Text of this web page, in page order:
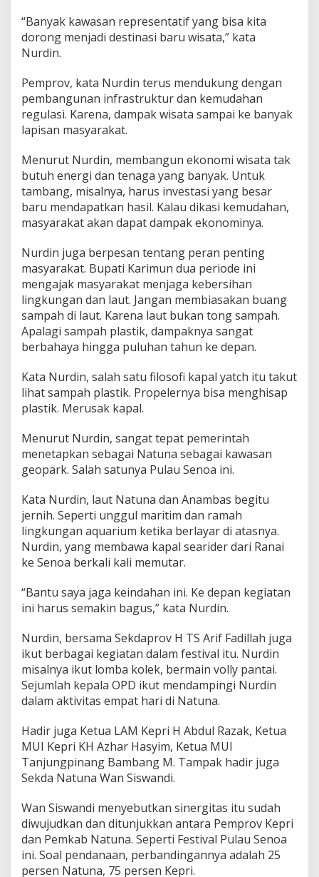
r
e
k
i
n
M
a
r
k
“Banyak kawasan representatif yang bisa kita
dorong menjadi destinasi baru wisata,” kata
Nurdin.
Pemprov, kata Nurdin terus mendukung dengan
pembangunan infrastruktur dan kemudahan
regulasi. Karena, dampak wisata sampai ke banyak
lapisan masyarakat.
Menurut Nurdin, membangun ekonomi wisata tak
butuh energi dan tenaga yang banyak. Untuk
tambang, misalnya, harus investasi yang besar
baru mendapatkan hasil. Kalau dikasi kemudahan,
masyarakat akan dapat dampak ekonominya.
Nurdin juga berpesan tentang peran penting
masyarakat. Bupati Karimun dua periode ini
mengajak masyarakat menjaga kebersihan
lingkungan dan laut. Jangan membiasakan buang
sampah di laut. Karena laut bukan tong sampah.
Apalagi sampah plastik, dampaknya sangat
berbahaya hingga puluhan tahun ke depan.
Kata Nurdin, salah satu filosofi kapal yatch itu takut
lihat sampah plastik. Propelernya bisa menghisap
plastik. Merusak kapal.
Menurut Nurdin, sangat tepat pemerintah
menetapkan sebagai Natuna sebagai kawasan
geopark. Salah satunya Pulau Senoa ini.
Kata Nurdin, laut Natuna dan Anambas begitu
jernih. Seperti unggul maritim dan ramah
lingkungan aquarium ketika berlayar di atasnya.
Nurdin, yang membawa kapal searider dari Ranai
ke Senoa berkali kali memutar.
“Bantu saya jaga keindahan ini. Ke depan kegiatan
ini harus semakin bagus,” kata Nurdin.
Nurdin, bersama Sekdaprov H TS Arif Fadillah juga
ikut berbagai kegiatan dalam festival itu. Nurdin
misalnya ikut lomba kolek, bermain volly pantai.
Sejumlah kepala OPD ikut mendampingi Nurdin
dalam aktivitas empat hari di Natuna.
Hadir juga Ketua LAM Kepri H Abdul Razak, Ketua
MUI Kepri KH Azhar Hasyim, Ketua MUI
Tanjungpinang Bambang M. Tampak hadir juga
Sekda Natuna Wan Siswandi.
Wan Siswandi menyebutkan sinergitas itu sudah
diwujudkan dan ditunjukkan antara Pemprov Kepri
dan Pemkab Natuna. Seperti Festival Pulau Senoa
ini. Soal pendanaan, perbandingannya adalah 25
persen Natuna, 75 persen Kepri.